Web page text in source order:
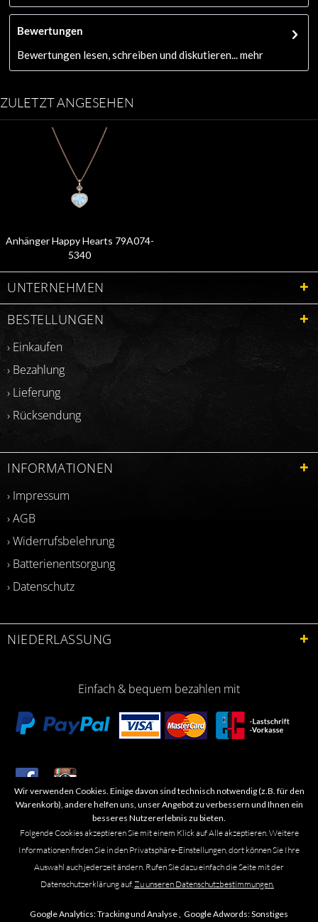
Bewertungen
Bewertungen lesen, schreiben und diskutieren...
mehr
ZULETZT ANGESEHEN
Anhänger Happy Hearts 79A074-
5340
UNTERNEHMEN
BESTELLUNGEN
› Einkaufen
› Bezahlung
› Lieferung
› Rücksendung
INFORMATIONEN
› Impressum
› AGB
› Widerrufsbelehrung
› Batterienentsorgung
› Datenschutz
NIEDERLASSUNG
Einfach & bequem bezahlen mit
​Letzte Aktualisierung: 06.2026
Marken- oder Warenzeichen werden in der Regel nicht als solche kenntlich
gemacht. Das Fehlen einer solchen Kennzeichnung bedeutet nicht, dass es
Wir verwenden Cookies. Einige davon sind technisch notwendig (z.B. für den
Warenkorb), andere helfen uns, unser Angebot zu verbessern und Ihnen ein
besseres Nutzererlebnis zu bieten.
Folgende Cookies akzeptieren Sie mit einem Klick auf Alle akzeptieren. Weitere
Informationen finden Sie in den Privatsphäre-Einstellungen, dort können Sie Ihre
Auswahl auch jederzeit ändern. Rufen Sie dazu einfach die Seite mit der
Datenschutzerklärung auf.Zu unseren Datenschutzbestimmungen.
Google Analytics:Tracking und Analyse , Google Adwords:Sonstiges